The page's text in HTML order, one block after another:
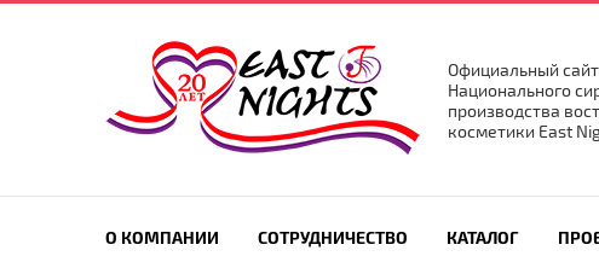
Официальный сайт
Национального
производства
косметики East
О КОМПАНИИ СОТРУДНИЧЕСТВО КАТАЛОГ
ПОИСК ПО САЙТУ